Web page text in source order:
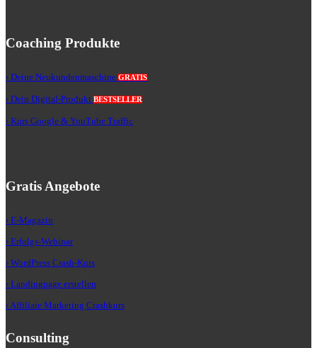
Coaching Produkte
› Deine Neukundenmaschine GRATIS
› Dein Digital-Produkt BESTSELLER
› Kurs Google & YouTube Traffic
Gratis Angebote
› E-Magazin
› Erfolgs-Webinar
› WordPress Crash-Kurs
› Landingpage erstellen
› Affiliate Marketing Crashkurs
Consulting